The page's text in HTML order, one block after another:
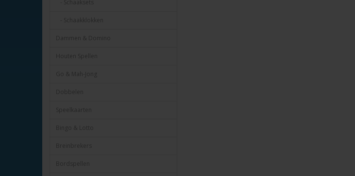
- Schaaksets
- Schaakklokken
Dammen & Domino
Houten Spellen
Go & Mah-Jong
Dobbelen
Speelkaarten
Bingo & Lotto
Breinbrekers
Bordspellen